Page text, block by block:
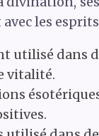
les
utilisé dans
vitalité.